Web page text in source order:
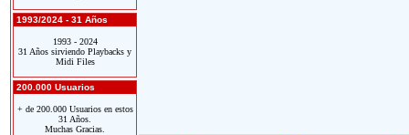
1993/2024 - 31 Años
1993 - 2024
31 Años sirviendo Playbacks y
Midi Files
200.000 Usuarios
+ de 200.000 Usuarios en estos
31 Años.
Muchas Gracias.